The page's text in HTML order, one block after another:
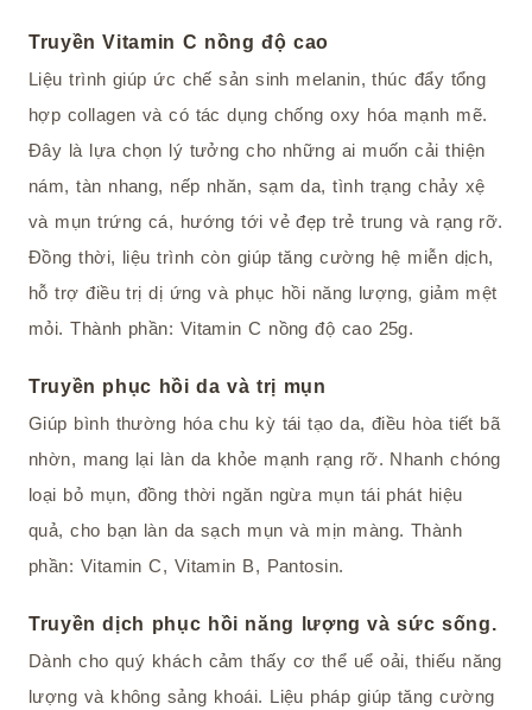
Truyền Vitamin C nồng độ cao
Liệu trình giúp ức chế sản sinh melanin, thúc đẩy tổng
hợp collagen và có tác dụng chống oxy hóa mạnh mẽ.
Đây là lựa chọn lý tưởng cho những ai muốn cải thiện
nám, tàn nhang, nếp nhăn, sạm da, tình trạng chảy xệ
và mụn trứng cá, hướng tới vẻ đẹp trẻ trung và rạng rỡ.
Đồng thời, liệu trình còn giúp tăng cường hệ miễn dịch,
hỗ trợ điều trị dị ứng và phục hồi năng lượng, giảm mệt
mỏi. Thành phần: Vitamin C nồng độ cao 25g.
Truyền phục hồi da và trị mụn
Giúp bình thường hóa chu kỳ tái tạo da, điều hòa tiết bã
nhờn, mang lại làn da khỏe mạnh rạng rỡ. Nhanh chóng
loại bỏ mụn, đồng thời ngăn ngừa mụn tái phát hiệu
quả, cho bạn làn da sạch mụn và mịn màng. Thành
phần: Vitamin C, Vitamin B, Pantosin.
Truyền dịch phục hồi năng lượng và sức sống.
Dành cho quý khách cảm thấy cơ thể uể oải, thiếu năng
lượng và không sảng khoái. Liệu pháp giúp tăng cường